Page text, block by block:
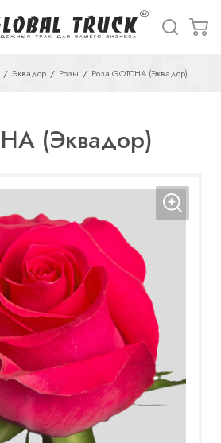
Эквадор Розы Роза GOTCHA (Эквадор)
(Эквадор)